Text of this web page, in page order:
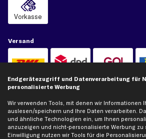
Vorkasse
Versand
Artikel, Teile, Original und Bestell-Nr. dienen nur zu
keine Herkunftsbezeichnungen. Die Nennung von
Markennamen erfolgt nur zu Zwecken der Zuordnung
von diesen in Rechnungen an Fahrzeugbesitzer sind
bis zur Bezahlung unser Eigentum.
Endgerätezugriff und Datenverarbeitung für
personalisierte Werbung
Wir verwenden Tools, mit denen wir Informationen
auslesen/speichern und Ihre Daten verarbeiten.
und ähnliche Technologien ein, um Ihnen
anzuzeigen und nicht-personalisierte Werbung zu
Einwilligung nutzen wir Tools für die